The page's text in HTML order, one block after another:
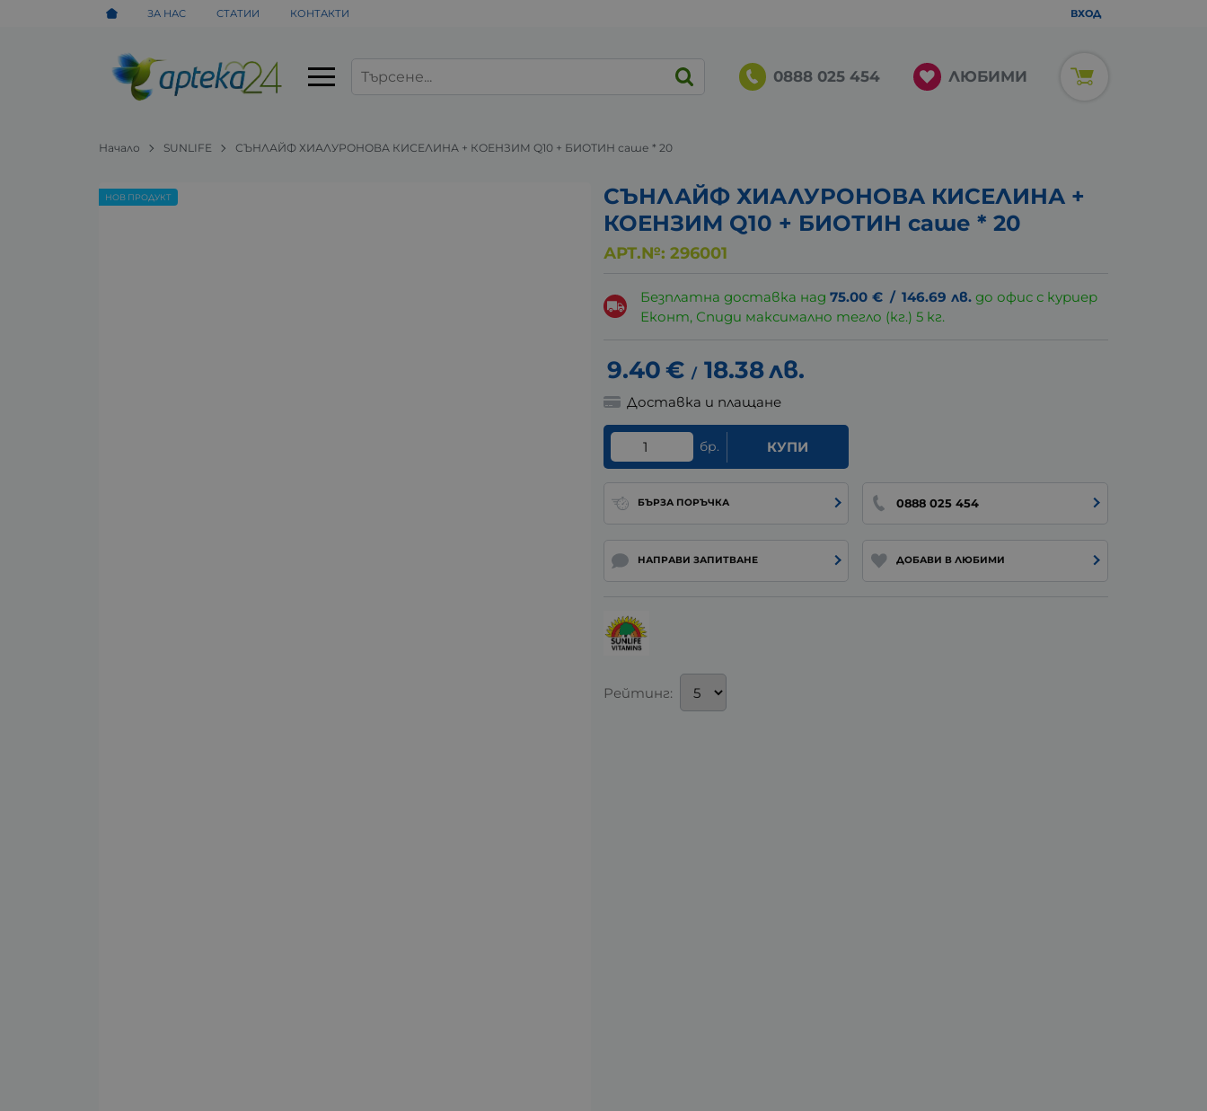
ЗА НАС СТАТИИ КОНТАКТИ ВХОД
0888 025 454 ЛЮБИМИ
Начало SUNLIFE СЪНЛАЙФ ХИАЛУРОНОВА КИСЕЛИНА + КОЕНЗИМ Q10 + БИОТИН саше * 20
СЪНЛАЙФ ХИАЛУРОНОВА КИСЕЛИНА +
КОЕНЗИМ Q10 + БИОТИН саше * 20
АРТ.№: 296001
НОВ ПРОДУКТ
Безплатна доставка над75.00 € / 146.69 лв. до офис с куриер
Еконт, Спиди максимално тегло (кг.) 5 кг.
9.40€ / 18.38лв.
Доставка и плащане
бр. КУПИ
БЪРЗА ПОРЪЧКА 0888 025 454
НАПРАВИ ЗАПИТВАНЕ ДОБАВИ В ЛЮБИМИ
Рейтинг: